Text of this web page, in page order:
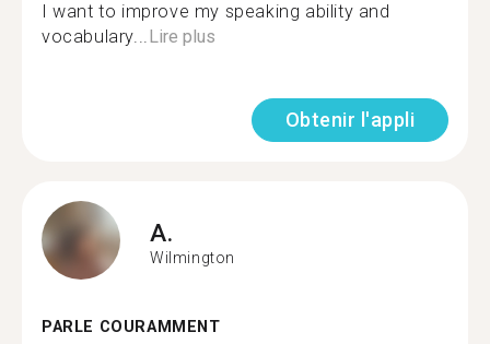
I want to improve my speaking ability and
vocabulary...Lire plus
Obtenir l'appli
A.
Wilmington
PARLE COURAMMENT